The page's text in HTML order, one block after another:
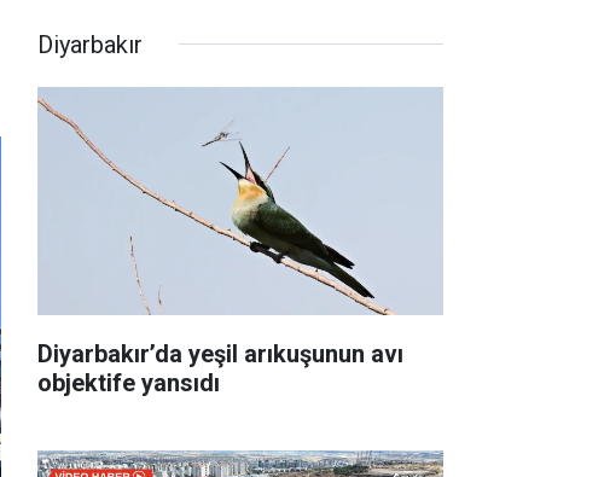
Diyarbakır
Diyarbakır’da yeşil arıkuşunun avı
objektife yansıdı